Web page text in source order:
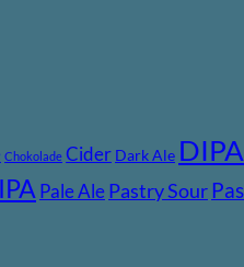
Chokolade Cider Dark Ale DIPA
Pale Ale Pastry Sour